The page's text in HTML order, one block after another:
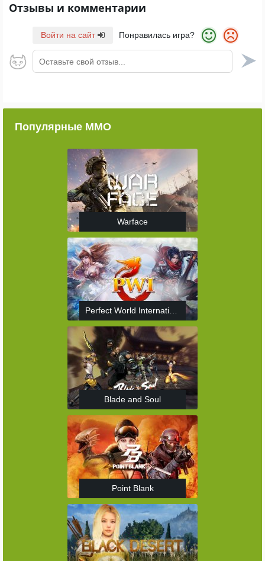
Отзывы и комментарии
Войти на сайт Понравилась игра?
Оставьте свой отзыв...
Популярные ММО
Warface
Perfect World International
Blade and Soul
Point Blank